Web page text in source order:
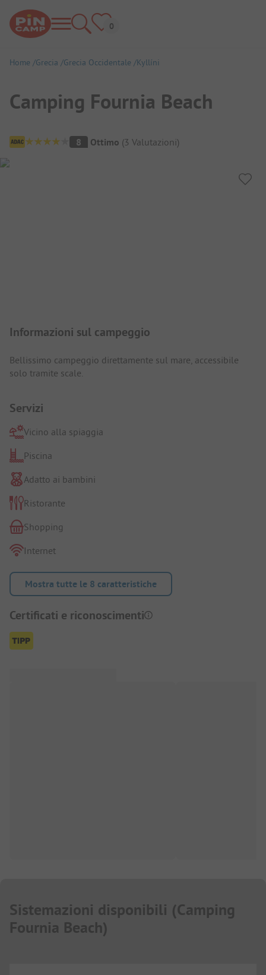
Home Grecia Grecia Occidentale Kyllíni
Camping Fournia Beach
Panoramica del campeggio
8 Ottimo (3 Valutazioni)
Informazioni sul campeggio
Bellissimo campeggio direttamente sul mare, accessibile
solo tramite scale.
Servizi
Vicino alla spiaggia
Piscina
Adatto ai bambini
Ristorante
Shopping
Internet
Mostra tutte le 8 caratteristiche
Certificati e riconoscimenti
Sistemazioni disponibili (Camping
Fournia Beach)